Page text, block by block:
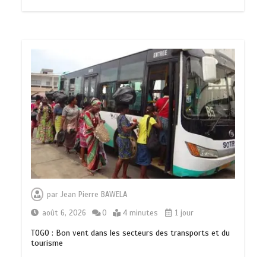
parJean Pierre BAWELA
août 6, 2026
0 4 minutes 1 jour
TOGO : Bon vent dans les secteurs des transports et du
tourisme